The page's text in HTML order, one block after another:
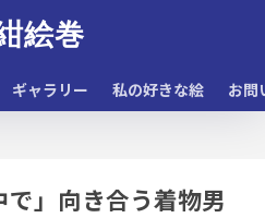
絵巻
ギャラリー 私の好きな絵 お問
で」向き合う着物男